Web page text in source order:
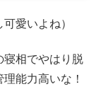
愛いよね）
寝相でやはり脱
能力高いな！